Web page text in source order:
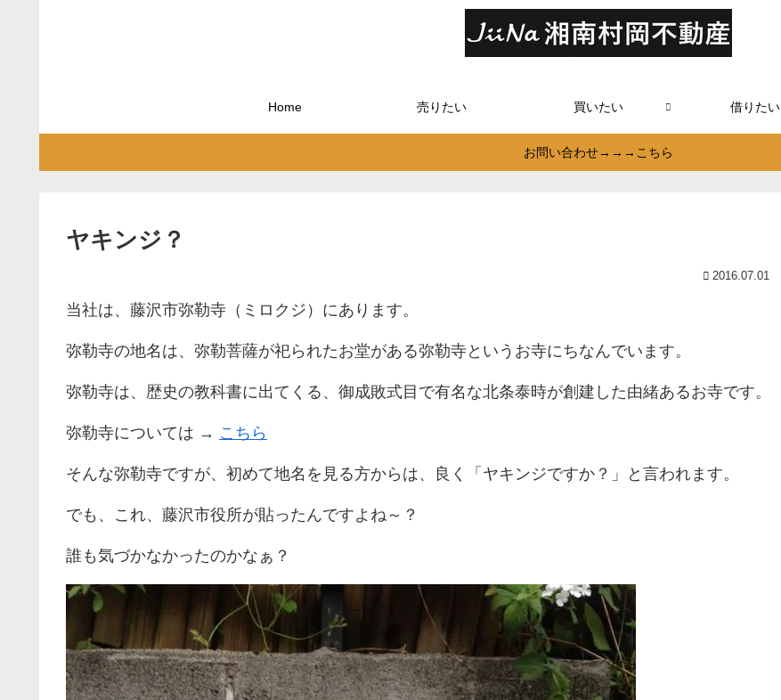
Home 売りたい 買いたい 借りたい
お問い合わせ→→→こちら
ヤキンジ？
2016.07.01
当社は、藤沢市弥勒寺（ミロクジ）にあります。
弥勒寺の地名は、弥勒菩薩が祀られたお堂がある弥勒寺というお寺にちなんでいます。
弥勒寺は、歴史の教科書に出てくる、御成敗式目で有名な北条泰時が創建した由緒あるお寺です。
弥勒寺については → こちら
そんな弥勒寺ですが、初めて地名を見る方からは、良く「ヤキンジですか？」と言われます。
でも、これ、藤沢市役所が貼ったんですよね～？
誰も気づかなかったのかなぁ？